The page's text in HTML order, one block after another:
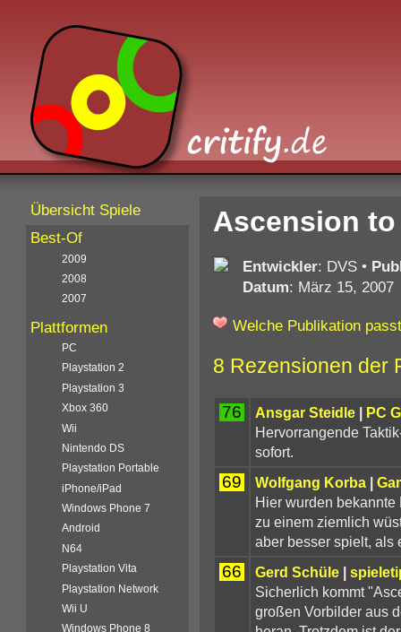
Ascension to
Entwickler: DVS•
Datum: März 15, 2007
Welche Publikation
8 Rezensionen der
76 Ansgar Steidle| PC
Hervorrangende
sofort.
69 Wolfgang Korba |
Hier wurden
zu einem ziemlich
aber besser spielt, als
66 Gerd Schüle|
Sicherlich kommt
großen Vorbilder aus
Übersicht Spiele
Best-Of
2009
2008
2007
Plattformen
PC
Playstation 2
Playstation 3
Xbox 360
Wii
Nintendo DS
Playstation Portable
iPhone/iPad
Windows Phone 7
Android
N64
Playstation Vita
Playstation Network
Wii U
Windows Phone 8